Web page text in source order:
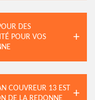
DES
POUR VOS
COUVREUR 13 EST